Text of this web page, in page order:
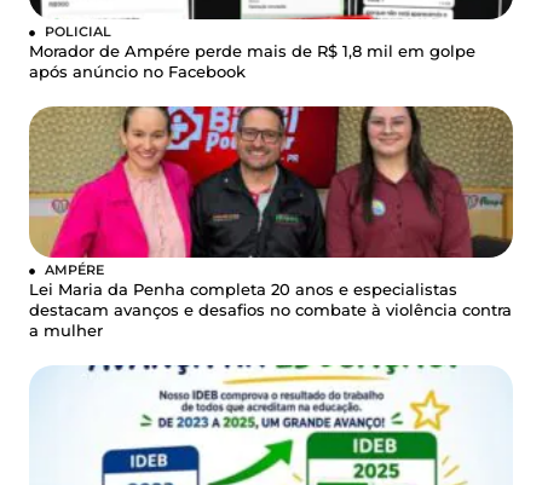
POLICIAL
Morador de Ampére perde mais de R$ 1,8 mil em golpe
após anúncio no Facebook
AMPÉRE
Lei Maria da Penha completa 20 anos e especialistas
destacam avanços e desafios no combate à violência contra
a mulher